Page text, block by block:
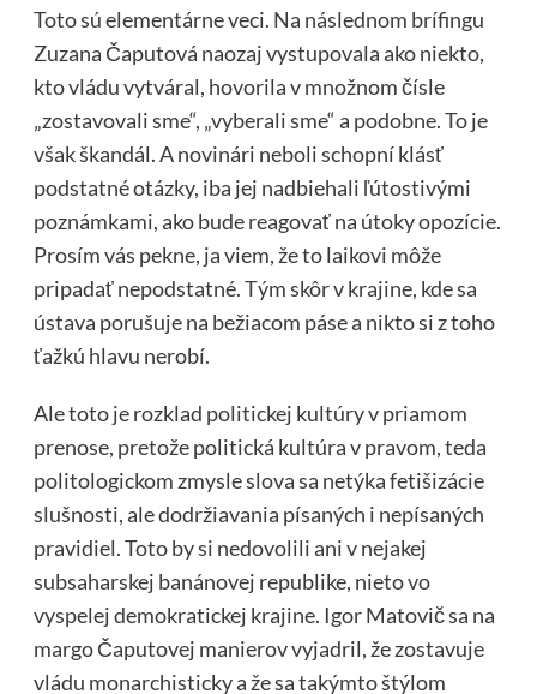
Toto sú elementárne veci. Na následnom brífingu
Zuzana Čaputová naozaj vystupovala ako niekto,
kto vládu vytváral, hovorila v množnom čísle
„zostavovali sme“, „vyberali sme“ a podobne. To je
však škandál. A novinári neboli schopní klásť
podstatné otázky, iba jej nadbiehali ľútostivými
poznámkami, ako bude reagovať na útoky opozície.
Prosím vás pekne, ja viem, že to laikovi môže
pripadať nepodstatné. Tým skôr v krajine, kde sa
ústava porušuje na bežiacom páse a nikto si z toho
ťažkú hlavu nerobí.
Ale toto je rozklad politickej kultúry v priamom
prenose, pretože politická kultúra v pravom, teda
politologickom zmysle slova sa netýka fetišizácie
slušnosti, ale dodržiavania písaných i nepísaných
pravidiel. Toto by si nedovolili ani v nejakej
subsaharskej banánovej republike, nieto vo
vyspelej demokratickej krajine. Igor Matovič sa na
margo Čaputovej manierov vyjadril, že zostavuje
vládu monarchisticky a že sa takýmto štýlom